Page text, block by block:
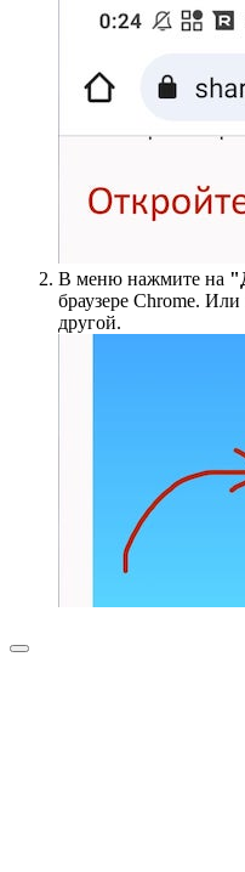
В меню нажмите на
браузере Chrome.
другой.